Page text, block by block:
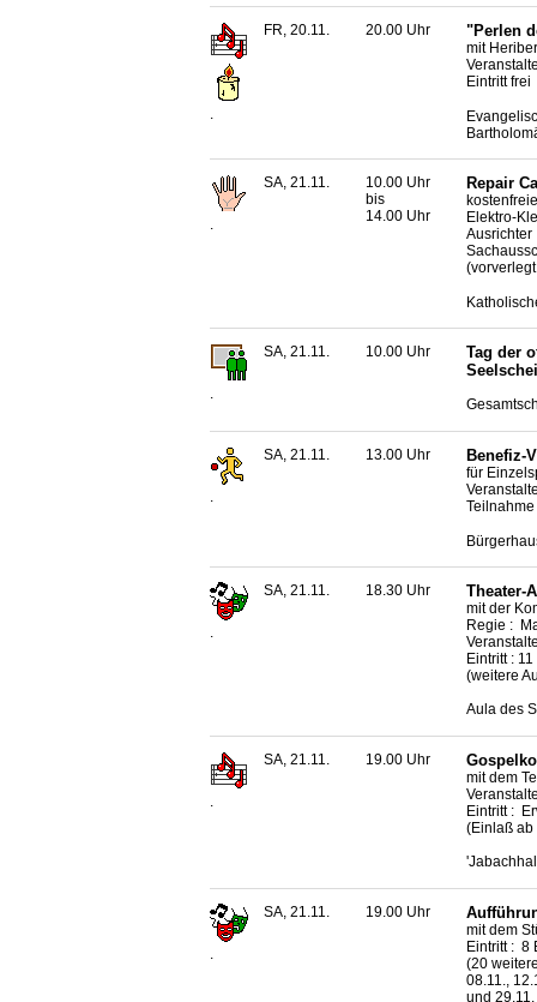
.
FR, 20.11. 20.00 Uhr "Perlen
mit
Eintritt frei
.
SA, 21.11.
10.00 Uhr
bis
14.00 Uhr
Repair
Elektro-
Ausrichter
.
SA, 21.11. 10.00 Uhr
Tag der
.
SA, 21.11. 13.00 Uhr Benefiz-
für
.
SA, 21.11. 18.30 Uhr Theater-
mit der
Regie :
Eintritt :
(weitere
Aula des
.
SA, 21.11. 19.00 Uhr
mit dem
Eintritt :
(Einlaß ab
SA, 21.11. 19.00 Uhr
mit dem
Eintritt : 8
(20
08.11.,
und